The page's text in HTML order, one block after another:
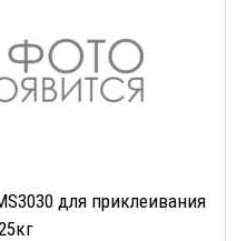
для приклеивания